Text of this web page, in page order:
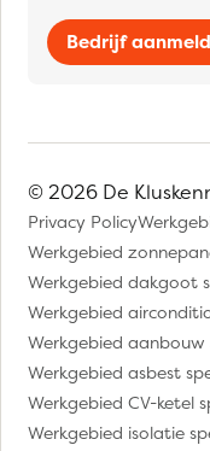
Bedrijf
© 2026 De
Privacy Policy
Werkgebied
Werkgebied dakgoot
Werkgebied
Werkgebied aanbouw
Werkgebied asbest
Werkgebied CV-ketel
Werkgebied isolatie